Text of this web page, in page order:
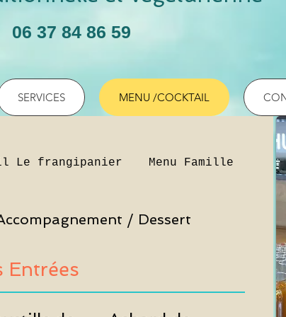
06 37 84 86 59
SERVICES MENU /COCKTAIL
Le frangipanier Menu Famille
/ Dessert
Entrées